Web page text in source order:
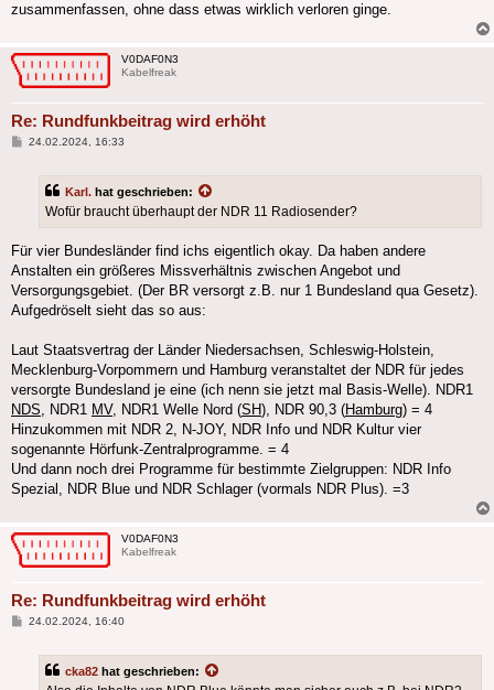
zusammenfassen, ohne dass etwas wirklich verloren ginge.
V0DAF0N3
Kabelfreak
Re: Rundfunkbeitrag wird erhöht
Beitrag
24.02.2024, 16:33
Karl. hat geschrieben:
Wofür braucht überhaupt der NDR 11 Radiosender?
Für vier Bundesländer find ichs eigentlich okay. Da haben andere
Anstalten ein größeres Missverhältnis zwischen Angebot und
Versorgungsgebiet. (Der BR versorgt z.B. nur 1 Bundesland qua Gesetz).
Aufgedröselt sieht das so aus:
Laut Staatsvertrag der Länder Niedersachsen, Schleswig-Holstein,
Mecklenburg-Vorpommern und Hamburg veranstaltet der NDR für jedes
versorgte Bundesland je eine (ich nenn sie jetzt mal Basis-Welle). NDR1
NDS , NDR1 MV, NDR1 Welle Nord (SH), NDR 90,3 (Hamburg) = 4
Hinzukommen mit NDR 2, N-JOY, NDR Info und NDR Kultur vier
sogenannte Hörfunk-Zentralprogramme. = 4
Und dann noch drei Programme für bestimmte Zielgruppen: NDR Info
Spezial, NDR Blue und NDR Schlager (vormals NDR Plus). =3
V0DAF0N3
Kabelfreak
Re: Rundfunkbeitrag wird erhöht
Beitrag
24.02.2024, 16:40
cka82 hat geschrieben: